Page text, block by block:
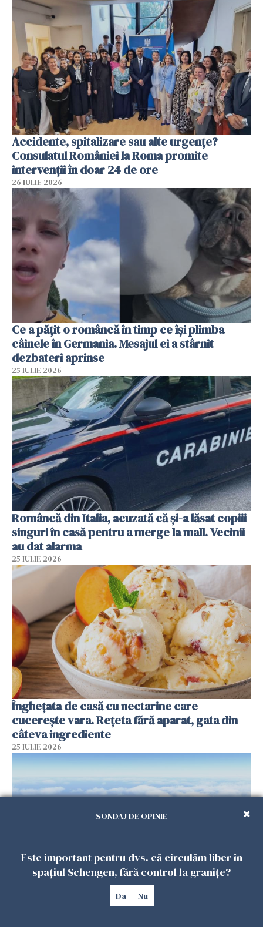
Accidente, spitalizare sau alte urgențe?
Consulatul României la Roma promite
intervenții în doar 24 de ore
26 IULIE 2026
Ce a pățit o româncă în timp ce își plimba
câinele în Germania. Mesajul ei a stârnit
dezbateri aprinse
25 IULIE 2026
Româncă din Italia, acuzată că și-a lăsat copiii
singuri în casă pentru a merge la mall. Vecinii
au dat alarma
25 IULIE 2026
Înghețata de casă cu nectarine care
cucerește vara. Rețeta fără aparat, gata din
câteva ingrediente
25 IULIE 2026
Încă o dronă a fost doborâtă de un F-16
românesc după ce a intrat ilegal în spațiul
SONDAJ DE OPINIE
Este important pentru dvs. că circulăm liber în
spațiul Schengen, fără control la granițe?
Da Nu